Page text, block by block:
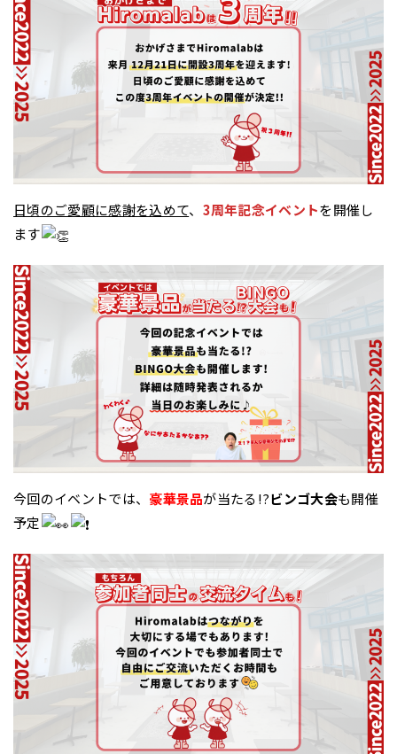
日頃のご愛顧に感謝を込めて、 3周年記念イベントを開催し
ます
今回のイベントでは、 豪華景品が当たる!?ビンゴ大会も開催
予定